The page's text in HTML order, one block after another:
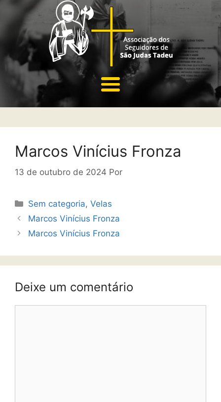
Marcos Vinícius Fronza
13 de outubro de 2024 Por
Sem categoria,Velas
Marcos Vinícius Fronza
Marcos Vinícius Fronza
Deixe um comentário